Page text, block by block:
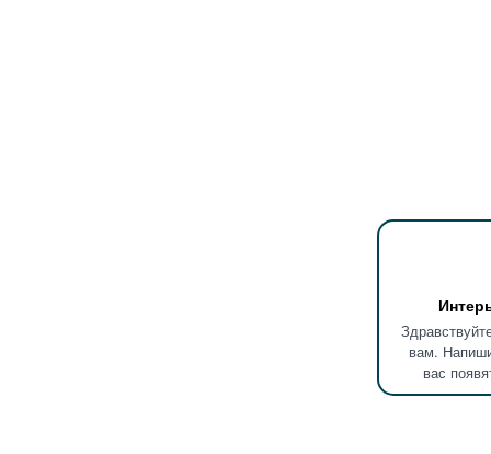
вам.
вас